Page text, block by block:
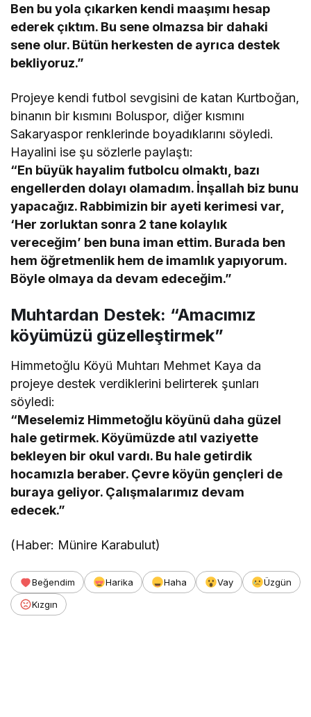
Ben bu yola çıkarken kendi maaşımı hesap
ederek çıktım. Bu sene olmazsa bir dahaki
sene olur. Bütün herkesten de ayrıca destek
bekliyoruz.”
Projeye kendi futbol sevgisini de katan Kurtboğan,
binanın bir kısmını Boluspor, diğer kısmını
Sakaryaspor renklerinde boyadıklarını söyledi.
Hayalini ise şu sözlerle paylaştı:
“En büyük hayalim futbolcu olmaktı, bazı
engellerden dolayı olamadım. İnşallah biz bunu
yapacağız. Rabbimizin bir ayeti kerimesi var,
‘Her zorluktan sonra 2 tane kolaylık
vereceğim’ ben buna iman ettim. Burada ben
hem öğretmenlik hem de imamlık yapıyorum.
Böyle olmaya da devam edeceğim.”
Muhtardan Destek: “Amacımız
köyümüzü güzelleştirmek”
Himmetoğlu Köyü Muhtarı Mehmet Kaya da
projeye destek verdiklerini belirterek şunları
söyledi:
“Meselemiz Himmetoğlu köyünü daha güzel
hale getirmek. Köyümüzde atıl vaziyette
bekleyen bir okul vardı. Bu hale getirdik
hocamızla beraber. Çevre köyün gençleri de
buraya geliyor. Çalışmalarımız devam
edecek.”
(Haber: Münire Karabulut)
Beğendim Harika Haha Vay
Üzgün
Kızgın